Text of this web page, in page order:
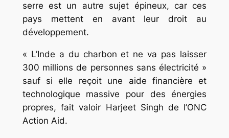
serre est un autre sujet épineux, car ces
pays mettent en avant leur droit au
développement.
« L’Inde a du charbon et ne va pas laisser
300 millions de personnes sans électricité »
sauf si elle reçoit une aide financière et
technologique massive pour des énergies
propres, fait valoir Harjeet Singh de l’ONC
Action Aid.